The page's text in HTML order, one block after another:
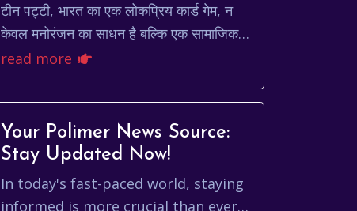
टीन पट्टी, भारत का एक लोकप्रिय कार्ड गेम, न
केवल मनोरंजन का साधन है बल्कि एक सामाजिक
गतिविधि भी है। यह पोकर का एक सरलीकृत
read more
Your Polimer News Source:
Stay Updated Now!
In today's fast-paced world, staying
informed is more crucial than ever.